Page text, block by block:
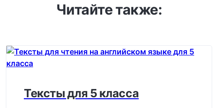
Читайте также:
Тексты для 5 класса